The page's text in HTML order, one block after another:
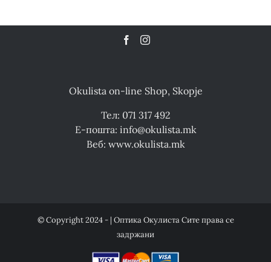
Okulista on-line Shop, Skopje
Тел: 071 317 492
Е-пошта: info@okulista.mk
Веб: www.okulista.mk
© Copyright 2024 - | Оптика Окулиста Сите права се
задржани